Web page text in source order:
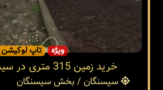
ویژه تاپ لوکیشن
خرید زمین 315 متری در سیسنگان نوشهر
سیسنگان / بخش سیسنگان